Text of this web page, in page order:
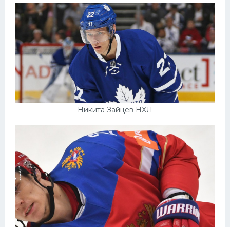
Никита Зайцев НХЛ